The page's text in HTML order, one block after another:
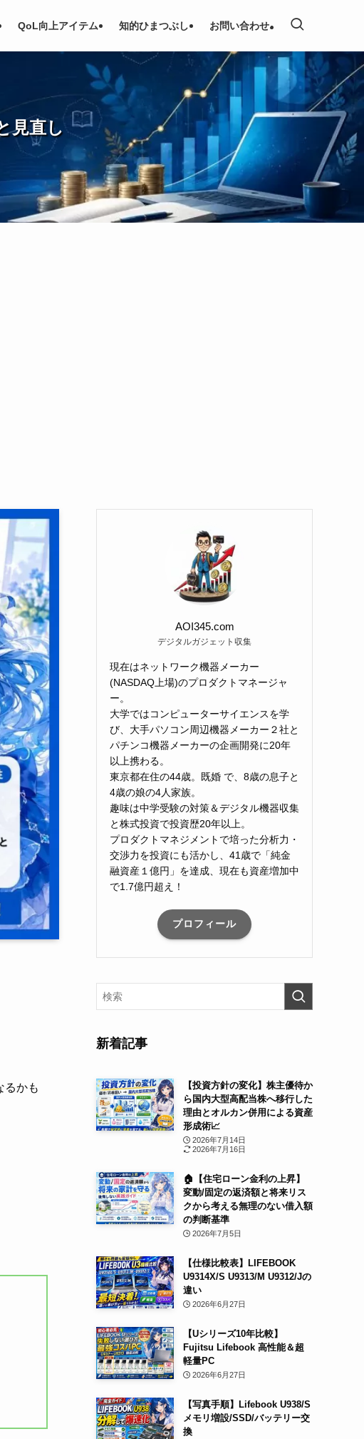
QoL向上アイテム 知的ひまつぶし お問い合わせ
見直し
るかも
AOI345.com
デジタルガジェット収集
現在はネットワーク機器メーカー
(NASDAQ上場)のプロダクトマネージャ
ー。
大学ではコンピューターサイエンスを学
び、大手パソコン周辺機器メーカー２社と
パチンコ機器メーカーの企画開発に20年
以上携わる。
東京都在住の44歳。既婚 で、8歳の息子と
4歳の娘の4人家族。
趣味は中学受験の対策＆デジタル機器収集
と株式投資で投資歴20年以上。
プロダクトマネジメントで培った分析力・
交渉力を投資にも活かし、41歳で「純金
融資産１億円」を達成、現在も資産増加中
で1.7億円超え！
プロフィール
新着記事
【投資方針の変化】株主優待か
ら国内大型高配当株へ移行した
理由とオルカン併用による資産
形成術📈
2026年7月14日
2026年7月16日
🏠【住宅ローン金利の上昇】
変動/固定の返済額と将来リス
クから考える無理のない借入額
の判断基準
2026年7月5日
【仕様比較表】LIFEBOOK
U9314X/S U9313/M U9312/Jの
違い
2026年6月27日
【Uシリーズ10年比較】
Fujitsu Lifebook 高性能＆超
軽量PC
2026年6月27日
【写真手順】Lifebook U938/S
メモリ増設/SSD/バッテリー交
換